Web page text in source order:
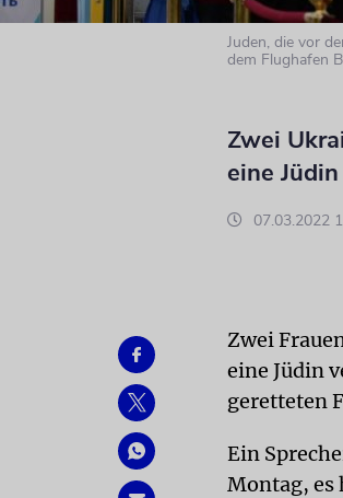
Juden, die vor
dem Flughafen
Zwei
eine
07.03.2022
Zwei
eine Jüdin
geretteten
Ein
Montag, es